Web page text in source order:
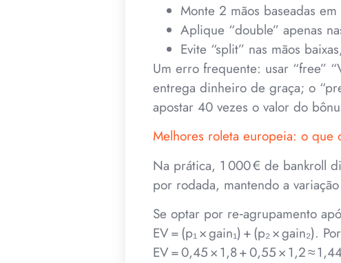
Monte 2 mãos baseadas
Aplique “double” apenas
Evite “split” nas mãos
Um erro frequente: usar “free”
entrega dinheiro de graça; o
apostar 40 vezes o valor do
Melhores roleta europeia: o que
Na prática, 1 000 € de bankroll
por rodada, mantendo a
Se optar por re‑agrupamento
EV = (p₁ × gain₁) + (p₂ × gain₂).
EV = 0,45 × 1,8 + 0,55 × 1,2 ≈